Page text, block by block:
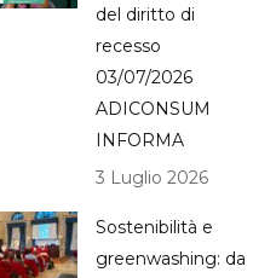
del diritto di
recesso
03/07/2026
ADICONSUM
INFORMA
3 Luglio 2026
Sostenibilità e
greenwashing: da